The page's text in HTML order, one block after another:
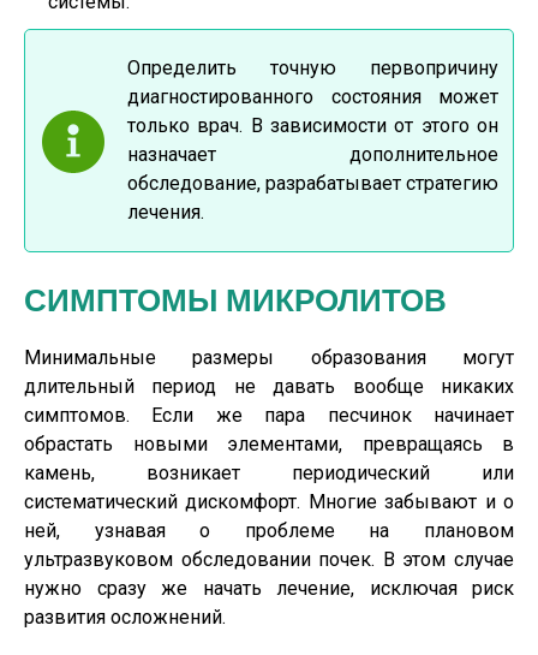
Определить точную первопричину
диагностированного состояния может
только врач. В зависимости от этого он
назначает дополнительное
обследование, разрабатывает стратегию
лечения.
СИМПТОМЫ МИКРОЛИТОВ
Минимальные размеры образования могут
длительный период не давать вообще никаких
симптомов. Если же пара песчинок начинает
обрастать новыми элементами, превращаясь в
камень, возникает периодический или
систематический дискомфорт. Многие забывают и о
ней, узнавая о проблеме на плановом
ультразвуковом обследовании почек. В этом случае
нужно сразу же начать лечение, исключая риск
развития осложнений.